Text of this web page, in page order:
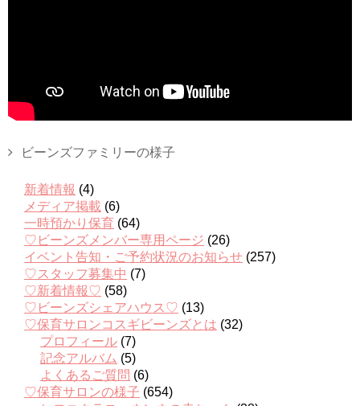
ビーンズファミリーの様子
新着情報 (4)
メディア掲載 (6)
一時預かり保育 (64)
♡ビーンズメンバー専用ページ (26)
イベント告知・ご予約状況のお知らせ (257)
♡スタッフ募集中 (7)
♡新着情報♡ (58)
♡ビーンズシェアハウス♡ (13)
♡保育サロンコスギビーンズとは (32)
プロフィール (7)
記念アルバム (5)
よくあるご質問 (6)
♡保育サロンの様子 (654)